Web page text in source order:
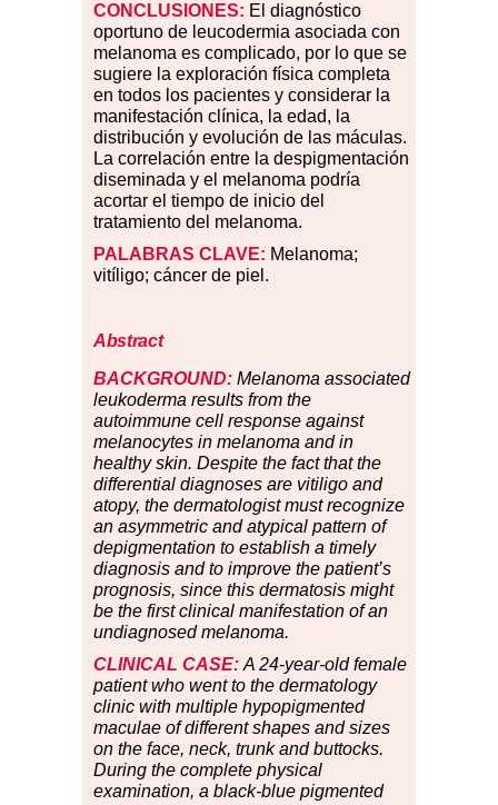
CONCLUSIONES: El diagnóstico
oportuno de leucodermia asociada con
melanoma es complicado, por lo que se
sugiere la exploración física completa
en todos los pacientes y considerar la
manifestación clínica, la edad, la
distribución y evolución de las máculas.
La correlación entre la despigmentación
diseminada y el melanoma podría
acortar el tiempo de inicio del
tratamiento del melanoma.
PALABRAS CLAVE: Melanoma;
vitíligo; cáncer de piel.
Abstract
BACKGROUND: Melanoma associated
leukoderma results from the
autoimmune cell response against
melanocytes in melanoma and in
healthy skin. Despite the fact that the
differential diagnoses are vitiligo and
atopy, the dermatologist must recognize
an asymmetric and atypical pattern of
depigmentation to establish a timely
diagnosis and to improve the patient’s
prognosis, since this dermatosis might
be the first clinical manifestation of an
undiagnosed melanoma.
CLINICAL CASE: A 24-year-old female
patient who went to the dermatology
clinic with multiple hypopigmented
maculae of different shapes and sizes
on the face, neck, trunk and buttocks.
During the complete physical
examination, a black-blue pigmented